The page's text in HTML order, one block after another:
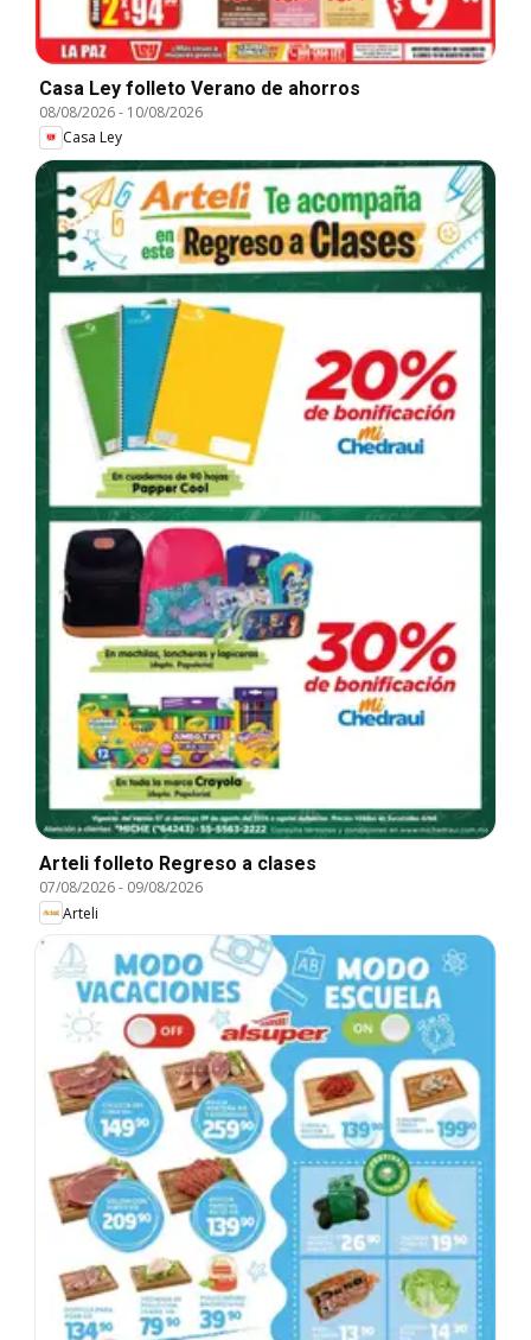
Casa Ley folleto Verano de ahorros
08/08/2026- 10/08/2026
Casa Ley
Arteli folleto Regreso a clases
07/08/2026- 09/08/2026
Arteli